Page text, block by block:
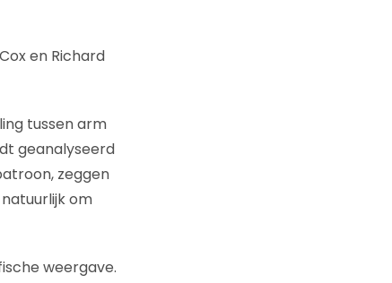
en Richard
tussen arm
geanalyseerd
zeggen
om
weergave.